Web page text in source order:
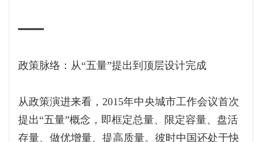
━━━━
政策脉络：从“五量”提出到顶层设计完成
从政策演进来看，2015年中央城市工作会议首次
提出“五量”概念，即框定总量、限定容量、盘活
存量、做优增量、提高质量。彼时中国还处于快